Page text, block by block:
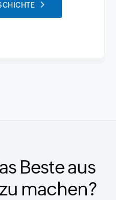
Beste aus
machen?